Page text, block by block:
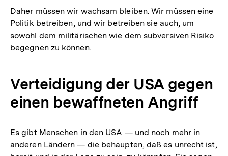
Daher müssen wir wachsam bleiben. Wir müssen eine
Politik betreiben, und wir betreiben sie auch, um
sowohl dem militärischen wie dem subversiven Risiko
begegnen zu können.
Verteidigung der USA gegen
einen bewaffneten Angriff
Es gibt Menschen in den USA — und noch mehr in
anderen Ländern — die behaupten, daß es unrecht ist,